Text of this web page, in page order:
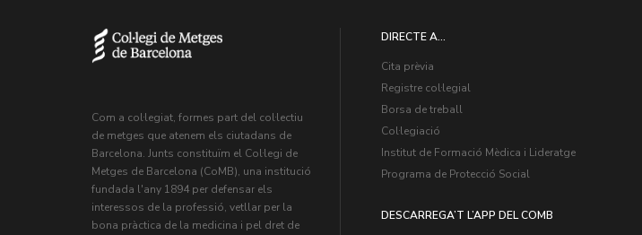
Com a col·legiat, formes part del col·lectiu
de metges que atenem els ciutadans de
Barcelona. Junts constituïm el Col·legi de
Metges de Barcelona (CoMB), una institució
fundada l'any 1894 per defensar els
interessos de la professió, vetllar per la
bona pràctica de la medicina i pel dret de
DIRECTE A...
Cita prèvia
Registre col·legial
Borsa de treball
Col·legiació
Institut de Formació Mèdica i Lideratge
Programa de Protecció Social
DESCARREGA’T L’APP DEL COMB